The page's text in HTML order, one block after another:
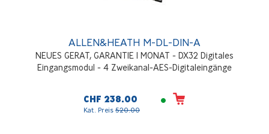
ALLEN&HEATH M-DL-DIN-A
NEUES GERAT, GARANTIE 1 MONAT - DX32 Digitales
Eingangsmodul - 4 Zweikanal-AES-Digitaleingänge
CHF 238.00
Kat. Preis 520.00